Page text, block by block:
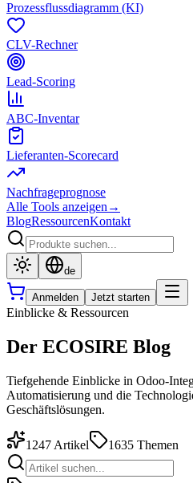
Prozessflussdiagramm (KI)
CLV-Rechner
Lead-Scoring
ABC-Inventar
Lieferanten-Scorecard
Nachfrageprognose
Alle Tools anzeigen →
BlogRessourcenKontakt
de
Anmelden Jetzt starten
Einblicke & Ressourcen
Der ECOSIRE Blog
Tiefgehende Einblicke in Odoo-
Automatisierung und die
Geschäftslösungen.
1247 Artikel 1635 Themen